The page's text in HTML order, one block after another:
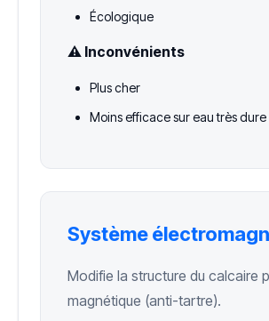
Écologique
⚠️ Inconvénients
Plus cher
Moins efficace sur eau très dure
Système
Modifie la structure du calcaire
magnétique (anti-tartre).